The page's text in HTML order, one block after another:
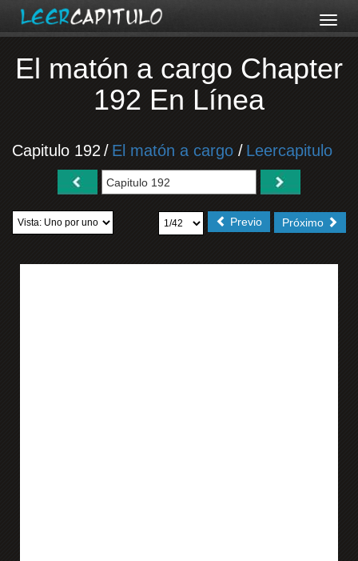
El matón a cargo Chapter
192 En Línea
Capitulo 192 / El matón a cargo / Leercapitulo
Próximo
Previo